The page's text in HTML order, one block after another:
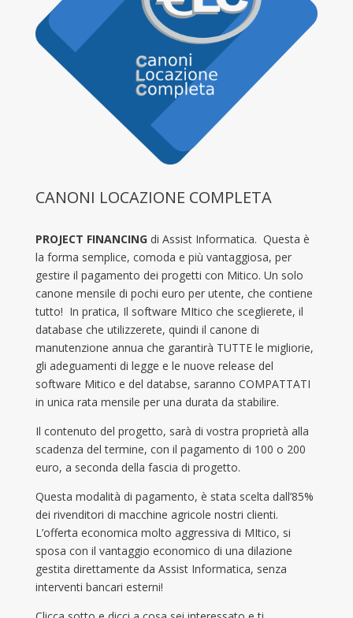
CANONI LOCAZIONE COMPLETA
PROJECT FINANCINGdi Assist Informatica. Questa è
la forma semplice, comoda e più vantaggiosa, per
gestire il pagamento dei progetti con Mitico. Un solo
canone mensile di pochi euro per utente, che contiene
tutto! In pratica, Il software MItico che sceglierete, il
database che utilizzerete, quindi il canone di
manutenzione annua che garantirà TUTTE le migliorie,
gli adeguamenti di legge e le nuove release del
software Mitico e del databse, saranno COMPATTATI
in unica rata mensile per una durata da stabilire.
Il contenuto del progetto, sarà di vostra proprietà alla
scadenza del termine, con il pagamento di 100 o 200
euro, a seconda della fascia di progetto.
Questa modalità di pagamento, è stata scelta dall’85%
dei rivenditori di macchine agricole nostri clienti.
L’offerta economica molto aggressiva di MItico, si
sposa con il vantaggio economico di una dilazione
gestita direttamente da Assist Informatica, senza
interventi bancari esterni!